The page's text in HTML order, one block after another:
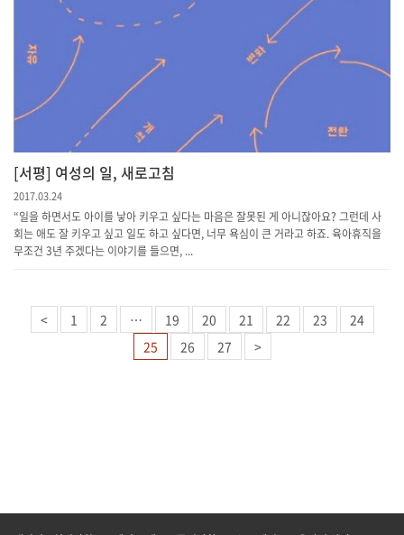
[서평] 여성의 일, 새로고침
2017.03.24
“일을 하면서도 아이를 낳아 키우고 싶다는 마음은 잘못된 게 아니잖아요? 그런데 사
회는 애도 잘 키우고 싶고 일도 하고 싶다면, 너무 욕심이 큰 거라고 하죠. 육아휴직을
무조건 3년 주겠다는 이야기를 들으면, ...
< 1 2 … 19 20 21 22 23
24
25
26 27 >